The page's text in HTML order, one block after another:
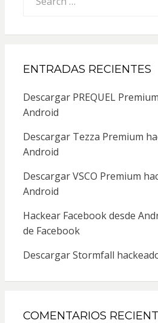
for:
ENTRADAS RECIENTES
Descargar PREQUEL
Android
Descargar Tezza Premium
Android
Descargar VSCO Premium
Android
Hackear Facebook desde
de Facebook
Descargar Stormfall
COMENTARIOS